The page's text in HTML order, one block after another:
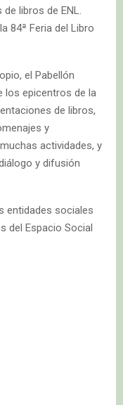
libros de ENL.
84ª Feria del Libro
el Pabellón
los epicentros de la
de libros,
y
actividades, y
y difusión
entidades sociales
del Espacio Social